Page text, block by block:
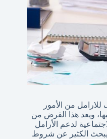
من الأمور
ويعد هذا القرض من
لدعم الأرامل
يبحث الكثير عن شروط